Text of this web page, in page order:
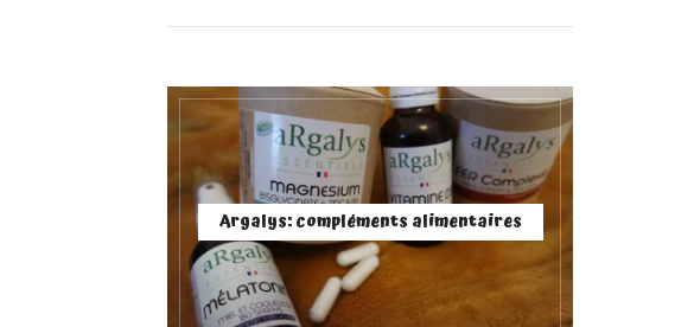
Argalys: compléments alimentaires